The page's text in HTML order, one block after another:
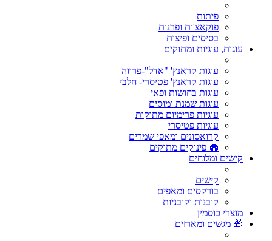
פיתות
פוקאצ'ות ופרנות
בסיסים ופיצות
עוגות, עוגיות ומתוקים
עוגות קראנץ' "אדל"-פרווה
עוגות קראנץ' פטיסרי- חלבי
עוגות בחושות ופאי
עוגות שמנת ומוסים
עוגיות פרימיום מתוקות
עוגיות פטיסרי
קרואסונים ומאפי שמרים
🧁 פינוקים מתוקים
קישים ומלוחים
קישים
בורקסים ומאפים
קובנות וקובניות
מוצרי כוסמין
🎁 מגשים ומארזים